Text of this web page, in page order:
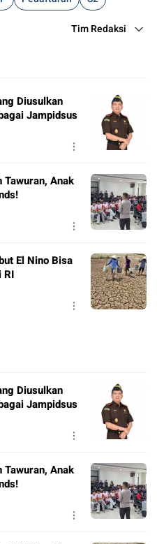
Tim Redaksi
Diusulkan
Jampidsus
Anak
El Nino Bisa
RI
Diusulkan
Jampidsus
Anak